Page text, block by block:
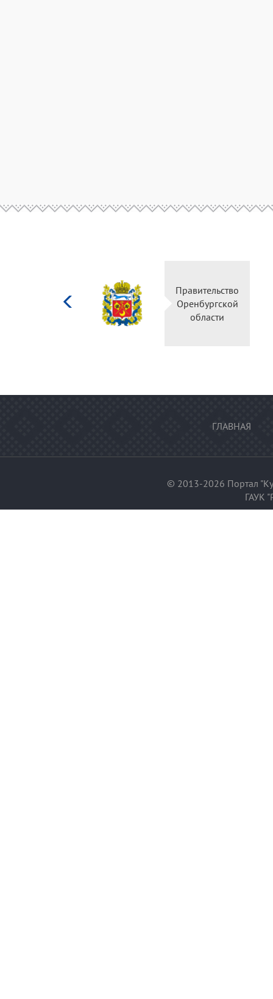
Министерство
культуры
Российской
федерации
ГЛАВНАЯ
© 2013-2026 Портал
ГАУК